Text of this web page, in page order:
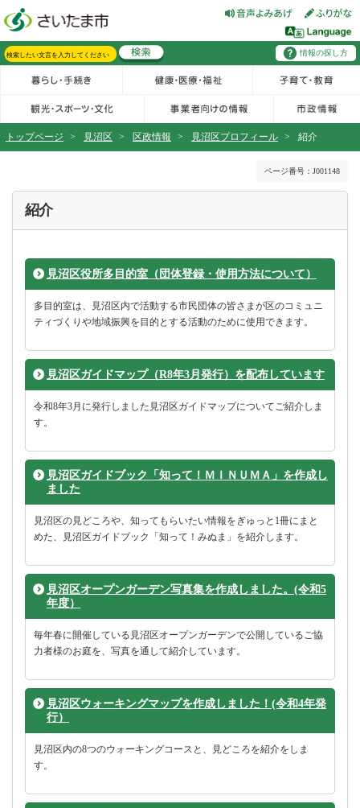
情報の探し方
トップページ > 見沼区 > 区政情報 > 見沼区プロフィール > 紹介
ページ番号：J001148
紹介
見沼区役所多目的室（団体登録・使用方法について）
多目的室は、見沼区内で活動する市民団体の皆さまが区のコミュニ
ティづくりや地域振興を目的とする活動のために使用できます。
見沼区ガイドマップ（R8年3月発行）を配布しています
令和8年3月に発行しました見沼区ガイドマップについてご紹介しま
す。
見沼区ガイドブック「知って！ＭＩＮＵＭＡ」を作成し
ました
見沼区の見どころや、知ってもらいたい情報をぎゅっと1冊にまと
めた、見沼区ガイドブック「知って！みぬま」を紹介します。
見沼区オープンガーデン写真集を作成しました。(令和5
年度）
毎年春に開催している見沼区オープンガーデンで公開しているご協
力者様のお庭を、写真を通して紹介しています。
見沼区ウォーキングマップを作成しました！(令和4年発
行）
見沼区内の8つのウォーキングコースと、見どころを紹介をしま
す。